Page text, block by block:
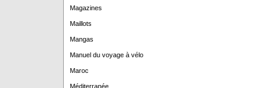
Magazines
Maillots
Mangas
Manuel du voyage à vélo
Maroc
Méditerranée